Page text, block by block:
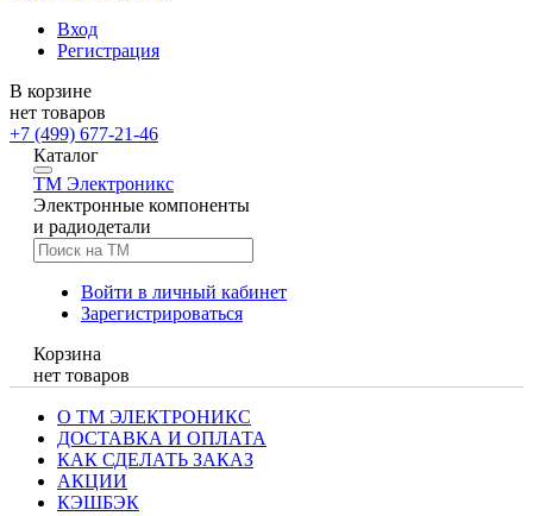
Вход
Регистрация
В корзине
нет товаров
+7 (499) 677-21-46
Каталог
TM Электроникс
Электронные компоненты
и радиодетали
Войти в личный кабинет
Зарегистрироваться
Корзина
нет товаров
О ТМ ЭЛЕКТРОНИКС
ДОСТАВКА И ОПЛАТА
КАК СДЕЛАТЬ ЗАКАЗ
АКЦИИ
КЭШБЭК